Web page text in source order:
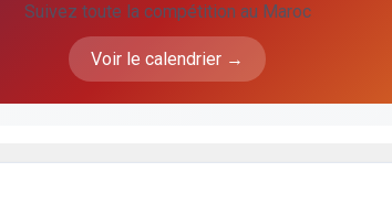
Suivez toute la compétition au Maroc
Voir le calendrier →